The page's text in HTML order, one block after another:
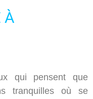
À
qui pensent que
tranquilles où se
basées sur vos
accepter" ou
consulter notre